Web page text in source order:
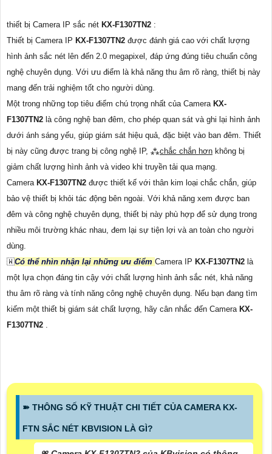
thiết bị Camera IP sắc nét KX-F1307TN2 :
Thiết bị Camera IP KX-F1307TN2 được đánh giá cao với chất lượng
hình ảnh sắc nét lên đến 2.0 megapixel, đáp ứng đúng tiêu chuẩn công
nghệ chuyên dụng. Với ưu điểm là khả năng thu âm rõ ràng, thiết bị này
mang đến trải nghiệm tốt cho người dùng.
Một trong những top tiêu điểm chú trọng nhất của Camera KX-
F1307TN2 là công nghệ ban đêm, cho phép quan sát và ghi lại hình ảnh
dưới ánh sáng yếu, giúp giám sát hiệu quả, đặc biệt vào ban đêm. Thiết
bị này cũng được trang bị công nghệ IP, ⁂chắc chắn hơn không bị
giảm chất lượng hình ảnh và video khi truyền tải qua mạng.
Camera KX-F1307TN2 được thiết kế với thân kim loại chắc chắn, giúp
bảo vệ thiết bị khỏi tác động bên ngoài. Với khả năng xem được ban
đêm và công nghệ chuyên dụng, thiết bị này phù hợp để sử dụng trong
nhiều môi trường khác nhau, đem lại sự tiện lợi và an toàn cho người
dùng.
🇼Có thể nhìn nhận lại những ưu điểm Camera IP KX-F1307TN2 là
một lựa chọn đáng tin cậy với chất lượng hình ảnh sắc nét, khả năng
thu âm rõ ràng và tính năng công nghệ chuyên dụng. Nếu bạn đang tìm
kiếm một thiết bị giám sát chất lượng, hãy cân nhắc đến Camera KX-
F1307TN2 .
➽ THÔNG SỐ KỸ THUẬT CHI TIẾT CỦA CAMERA KX-
FTN SẮC NÉT KBVISION LÀ GÌ?